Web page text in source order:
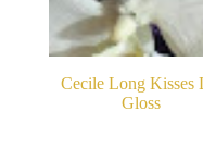
Cecile Long Kisses
Gloss